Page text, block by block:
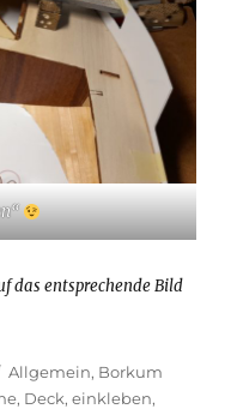
das entsprechende Bild
Kategorien
Allgemein, Borkum
, Deck,einkleben,